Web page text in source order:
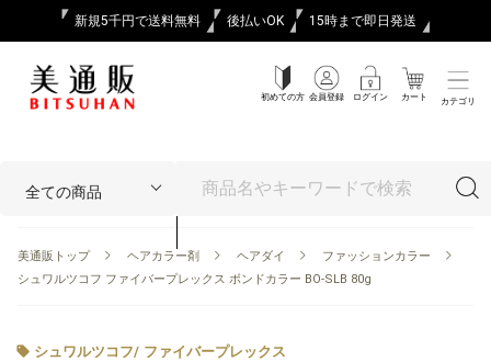
新規5千円で送料無料 後払いOK 15時まで即日発送
初めての方 会員登録 ログイン カート カテゴリ
美通販トップ ヘアカラー剤 ヘアダイ
ファッションカラー
シュワルツコフ ファイバープレックス ボンドカラー BO-SLB 80g
シュワルツコフ/ ファイバープレックス